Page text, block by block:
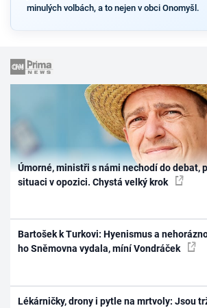
minulých volbách, a to nejen v obci Onomyšl.
Úmorné, ministři s námi nechodí do debat,
situaci v opozici. Chystá velký krok
Bartošek k Turkovi: Hyenismus a
ho Sněmovna vydala, míní Vondráček
Lékárničky, drony i pytle na mrtvoly: Jsou